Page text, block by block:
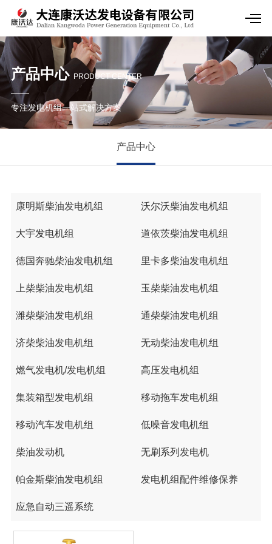
产品中心 PRODUCT CENTER
专注发电机组一站式解决方案
产品中心
康明斯柴油发电机组 沃尔沃柴油发电机组
大宇发电机组 道依茨柴油发电机组
德国奔驰柴油发电机组 里卡多柴油发电机组
上柴柴油发电机组 玉柴柴油发电机组
潍柴柴油发电机组 通柴柴油发电机组
济柴柴油发电机组 无动柴油发电机组
燃气发电机/发电机组 高压发电机组
集装箱型发电机组 移动拖车发电机组
移动汽车发电机组 低噪音发电机组
柴油发动机 无刷系列发电机
帕金斯柴油发电机组 发电机组配件维修保养
应急自动三遥系统